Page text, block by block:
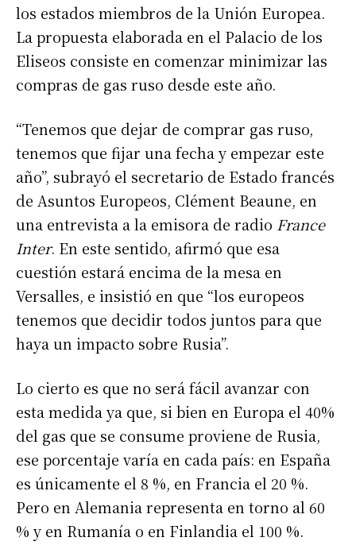
los estados miembros de la Unión Europea.
La propuesta elaborada en el Palacio de los
Eliseos consiste en comenzar minimizar las
compras de gas ruso desde este año.
“Tenemos que dejar de comprar gas ruso,
tenemos que fijar una fecha y empezar este
año”, subrayó el secretario de Estado francés
de Asuntos Europeos, Clément Beaune, en
una entrevista a la emisora de radio France
Inter. En este sentido, afirmó que esa
cuestión estará encima de la mesa en
Versalles, e insistió en que “los europeos
tenemos que decidir todos juntos para que
haya un impacto sobre Rusia”.
Lo cierto es que no será fácil avanzar con
esta medida ya que, si bien en Europa el 40%
del gas que se consume proviene de Rusia,
ese porcentaje varía en cada país: en España
es únicamente el 8 %, en Francia el 20 %.
Pero en Alemania representa en torno al 60
% y en Rumanía o en Finlandia el 100 %.